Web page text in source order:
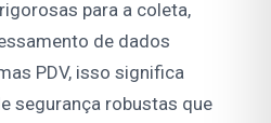
para a coleta,
de dados
PDV, isso significa
segurança robustas que